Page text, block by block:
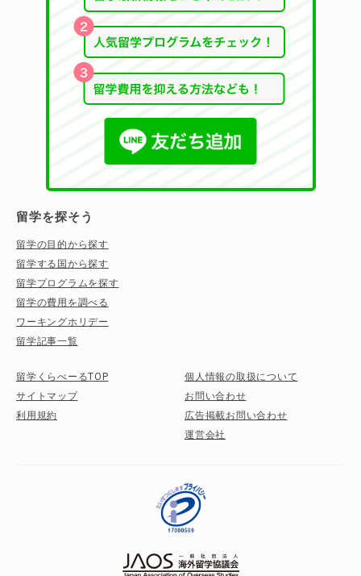
留学を探そう
留学の目的から探す
留学する国から探す
留学プログラムを探す
留学の費用を調べる
ワーキングホリデー
留学記事一覧
留学くらべーるTOP
サイトマップ
利用規約
個人情報の取扱について
お問い合わせ
広告掲載お問い合わせ
運営会社